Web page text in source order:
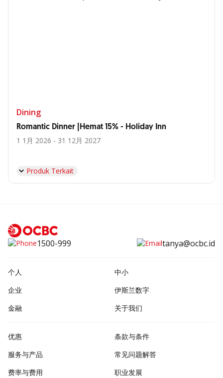
Dining
Romantic Dinner |Hemat 15% - Holiday Inn
1 1月 2026 - 31 12月 2027
Produk Terkait
1500-999 tanya@ocbc.id
个人
中小
企业
伊斯兰数字
金融
关于我们
优惠
服务与产品
费率与费用
条款与条件
常见问题解答
职业发展